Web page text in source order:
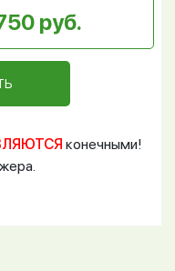
руб.
конечными!